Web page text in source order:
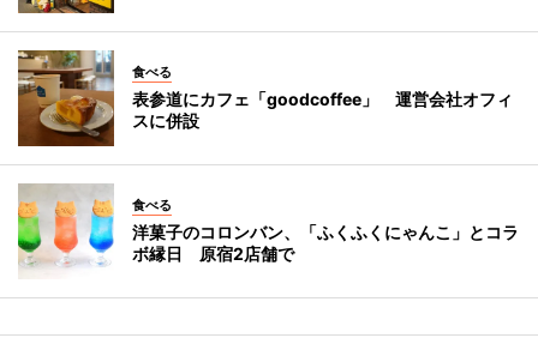
食べる
表参道にカフェ「goodcoffee」 運営会社オフィ
スに併設
食べる
洋菓子のコロンバン、「ふくふくにゃんこ」とコラ
ボ縁日 原宿2店舗で